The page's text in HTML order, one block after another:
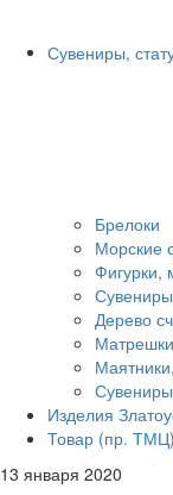
Сувениры,
Брелоки
Морские
Фигурки,
Дерево
Матрешки
Изделия
Товар (пр. ТМЦ)
13 января 2020